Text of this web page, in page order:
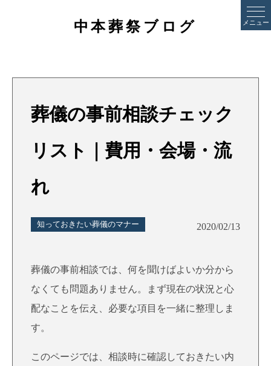
メニュー
中本葬祭ブログ
葬儀の事前相談チェック
リスト｜費用・会場・流
れ
知っておきたい葬儀のマナー 2020/02/13
葬儀の事前相談では、何を聞けばよいか分から
なくても問題ありません。まず現在の状況と心
配なことを伝え、必要な項目を一緒に整理しま
す。
このページでは、相談時に確認しておきたい内